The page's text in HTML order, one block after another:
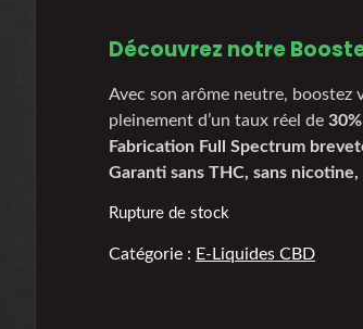
Découvrez notre
Avec son arôme neutre, boostez
pleinement d’un taux réel de
Fabrication Full Spectrum
Garanti sans THC, sans
Rupture de stock
Catégorie : E-Liquides CBD